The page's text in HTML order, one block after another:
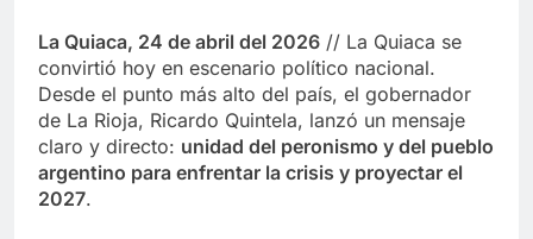
La Quiaca, 24 de abril del 2026 // La Quiaca se
convirtió hoy en escenario político nacional.
Desde el punto más alto del país, el gobernador
de La Rioja, Ricardo Quintela, lanzó un mensaje
claro y directo: unidad del peronismo y del pueblo
argentino para enfrentar la crisis y proyectar el
2027.